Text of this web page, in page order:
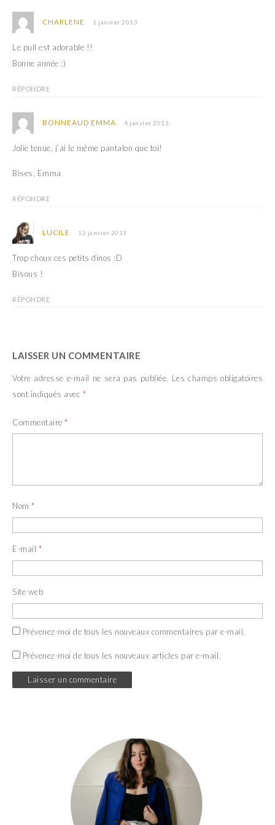
CHARLENE 1 janvier 2013
Le pull est adorable !!
Bonne année :)
RÉPONDRE
BONNEAUD EMMA 4 janvier 2013
Jolie tenue, j’ai le même pantalon que toi!
Bises, Emma
RÉPONDRE
LUCILE 12 janvier 2013
Trop choux ces petits dinos :D
Bisous !
RÉPONDRE
LAISSER UN COMMENTAIRE
Votre adresse e-mail ne sera pas publiée. Les champs obligatoires
sont indiqués avec *
Commentaire *
Nom *
E-mail *
Site web
Prévenez-moi de tous les nouveaux commentaires par e-mail.
Prévenez-moi de tous les nouveaux articles par e-mail.